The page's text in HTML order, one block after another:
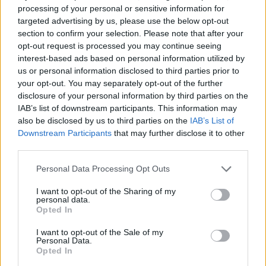
processing of your personal or sensitive information for
targeted advertising by us, please use the below opt-out
section to confirm your selection. Please note that after your
opt-out request is processed you may continue seeing
interest-based ads based on personal information utilized by
us or personal information disclosed to third parties prior to
your opt-out. You may separately opt-out of the further
disclosure of your personal information by third parties on the
IAB’s list of downstream participants. This information may
also be disclosed by us to third parties on the IAB’s List of
Downstream Participants that may further disclose it to other
Please note that this website/app uses one or more Google
not limited to your visit or usage behaviour. You may click to
grant or deny consent to Google and its third-party tags to
use your data for below specified purposes in below Google
consent section.
Personal Data Processing Opt Outs
I want to opt-out of the Sharing of my
personal data.
Opted In
I want to opt-out of the Sale of my
Personal Data.
Opted In
Meteo Olbia 7 agosto, sole e caldo tornano
protagonisti
Test tunnel Olbia: rampe chiuse ancora fino a
fine agosto
Aggius conquista la classifica delle mete più
amate dell’estate 2026